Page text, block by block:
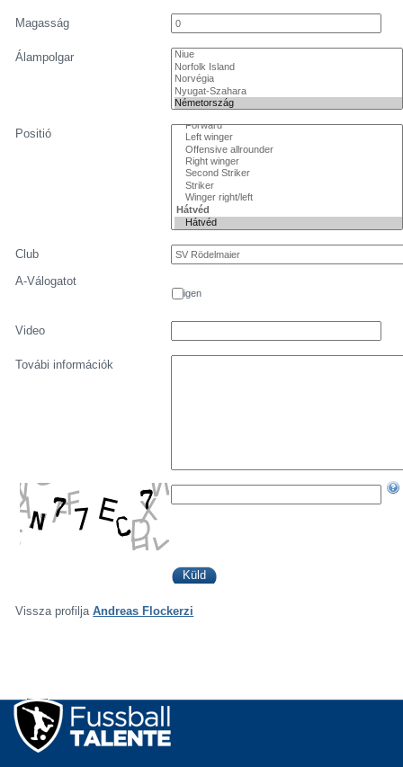
Magasság
Álampolgar
Positió
Club
A-Válogatot
igen
Video
Továbi információk
Vissza profilja Andreas Flockerzi